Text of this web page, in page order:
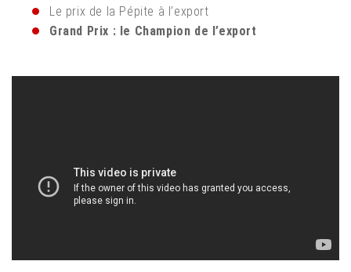
Le prix de la Pépite à l’export
Grand Prix : le Champion de l’export